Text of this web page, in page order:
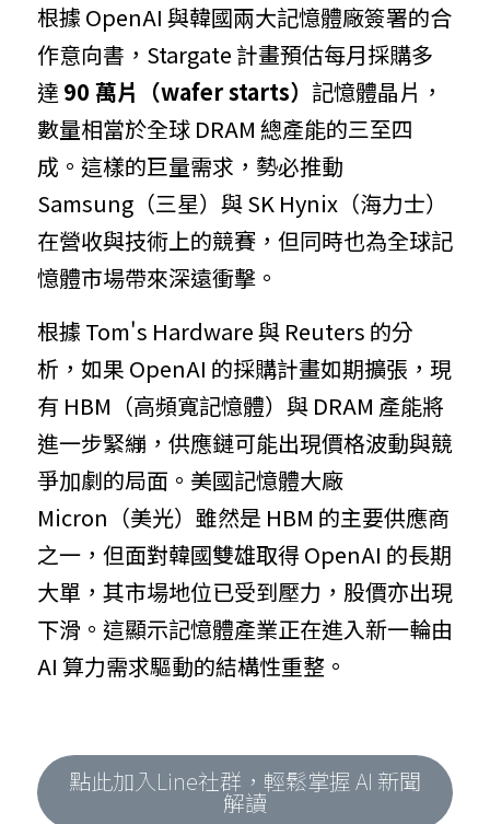
根據 OpenAI 與韓國兩大記憶體廠簽署的合
作意向書，Stargate 計畫預估每月採購多
達 90 萬片（wafer starts） 記憶體晶片，
數量相當於全球 DRAM 總產能的三至四
成。這樣的巨量需求，勢必推動
Samsung（三星）與 SK Hynix（海力士）
在營收與技術上的競賽，但同時也為全球記
憶體市場帶來深遠衝擊。
根據 Tom's Hardware 與 Reuters 的分
析，如果 OpenAI 的採購計畫如期擴張，現
有 HBM（高頻寬記憶體）與 DRAM 產能將
進一步緊繃，供應鏈可能出現價格波動與競
爭加劇的局面。美國記憶體大廠
Micron（美光）雖然是 HBM 的主要供應商
之一，但面對韓國雙雄取得 OpenAI 的長期
大單，其市場地位已受到壓力，股價亦出現
下滑。這顯示記憶體產業正在進入新一輪由
AI 算力需求驅動的結構性重整。
點此加入Line社群，輕鬆掌握 AI 新聞
解讀